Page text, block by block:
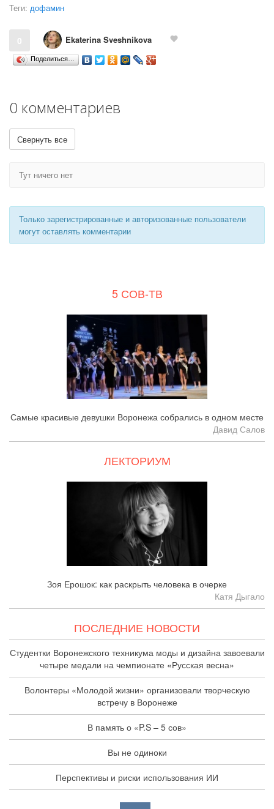
Теги: дофамин
0 Ekaterina Sveshnikova
Поделиться…
0 комментариев
Свернуть все
Тут ничего нет
Только зарегистрированные и авторизованные пользователи
могут оставлять комментарии
5 СОВ-ТВ
Самые красивые девушки Воронежа собрались в одном месте
Давид Салов
ЛЕКТОРИУМ
Зоя Ерошок: как раскрыть человека в очерке
Катя Дыгало
ПОСЛЕДНИЕ НОВОСТИ
Студентки Воронежского техникума моды и дизайна завоевали
четыре медали на чемпионате «Русская весна»
Волонтеры «Молодой жизни» организовали творческую
встречу в Воронеже
В память о «P.S – 5 сов»
Вы не одиноки
Перспективы и риски использования ИИ